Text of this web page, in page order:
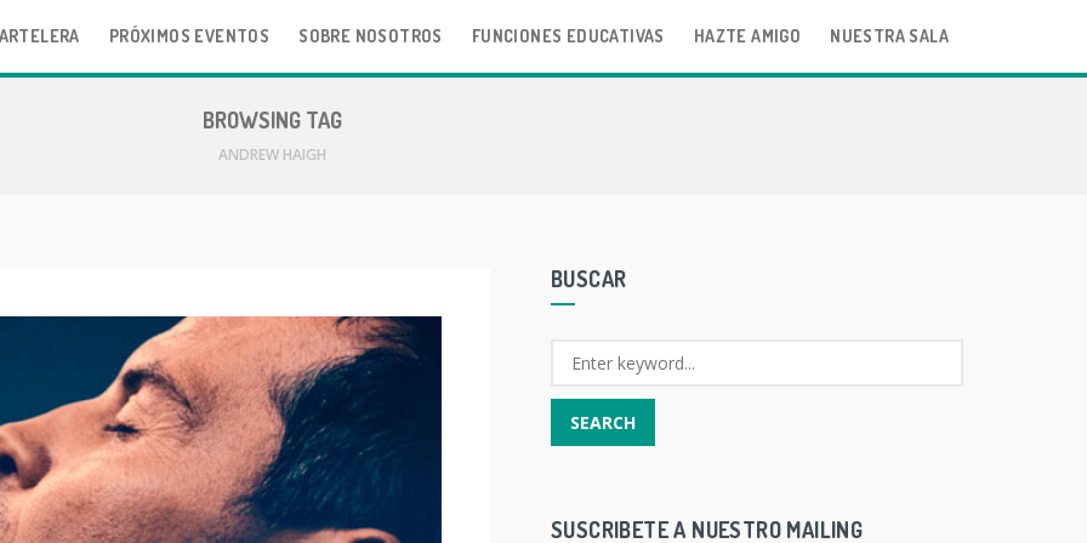
PRÓXIMOS EVENTOS SOBRE NOSOTROS FUNCIONES EDUCATIVAS HAZTE AMIGO NUESTRA SALA
BROWSING TAG
ANDREW HAIGH
BUSCAR
SUSCRIBETE A NUESTRO MAILING